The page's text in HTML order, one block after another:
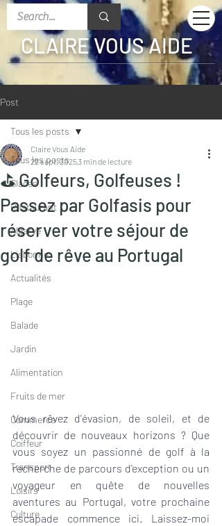
CLAIRE VOUS AIDE
Post
Tous les posts
Glaces
Restaurant
Algarve
Lisbonne
Actualités
Plage
Balade
Jardin
Alimentation
Fruits de mer
Commerce
Coiffeur
Transport
Loisirs
Culture
Tous les posts
⛳️ Golfeurs, Golfeuses !
Passez par Golfasis pour
réserver votre séjour de
golf de rêve au Portugal
Claire Vous Aide
22 sept. 20253 min de lecture
Vous rêvez d'évasion, de soleil, et de
découvrir de nouveaux horizons ? Que
vous soyez un passionné de golf à la
recherche de parcours d'exception ou un
voyageur en quête de nouvelles
aventures au Portugal, votre prochaine
escapade commence ici. Laissez-moi